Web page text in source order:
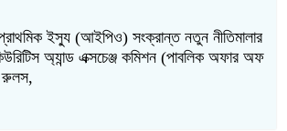
প্রাথমিক ইস্যু (আইপিও) সংক্রান্ত নতুন নীতিমালার
অ্যান্ড এক্সচেঞ্জ কমিশন (পাবলিক অফার অফ
রুলস,